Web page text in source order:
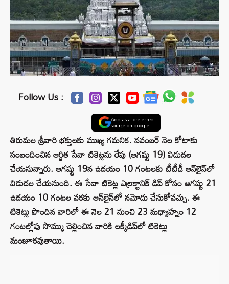
Follow Us :
Add as a preferred
source on google
తిరుమల శ్రీవారి భక్తులకు ముఖ్య గమనిక. నవంబర్‌ నెల కోటాకు
సంబందించిన ఆర్జిత సేవా టికెట్లను రేపు (ఆగష్టు 19) విడుదల
చేయనున్నారు. ఆగష్టు 19న ఉదయం 10 గంటలకు టీటీడీ ఆన్‌లైన్‌లో
విడుదల చేయనుంది. ఈ సేవా టికెట్ల ఎల్రక్టానిక్‌ డిప్‌ కోసం ఆగష్టు 21
ఉదయం 10 గంటల వరకు ఆన్‌లైన్‌లో నమోదు చేసుకోవచ్చు. ఈ
టికెట్లు పొందిన వారిలో ఈ నెల 21 నుంచి 23 మధ్యాహ్నం 12
గంటల్లోపు సొమ్ము చెల్లించిన వారికి లక్కీడిప్‌లో టికెట్లు
మంజూరవుతాయి.